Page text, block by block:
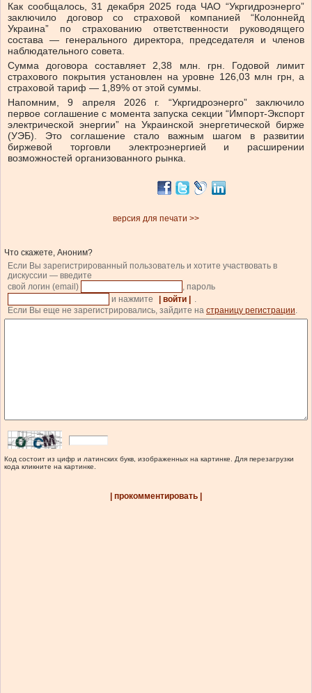
Как сообщалось, 31 декабря 2025 года ЧАО “Укргидроэнерго”
заключило договор со страховой компанией “Колоннейд
Украина” по страхованию ответственности руководящего
состава — генерального директора, председателя и членов
наблюдательного совета.
Сумма договора составляет 2,38 млн. грн. Годовой лимит
страхового покрытия установлен на уровне 126,03 млн грн, а
страховой тариф — 1,89% от этой суммы.
Напомним, 9 апреля 2026 г. “Укргидроэнерго” заключило
первое соглашение с момента запуска секции “Импорт-Экспорт
электрической энергии” на Украинской энергетической бирже
(УЭБ). Это соглашение стало важным шагом в развитии
биржевой торговли электроэнергией и расширении
возможностей организованного рынка.
версия для печати >>
Что скажете, Аноним?
Если Вы зарегистрированный пользователь и хотите участвовать в
дискуссии — введите
свой логин (email)
, пароль
и нажмите
| войти |
.
Если Вы еще не зарегистрировались, зайдите на страницу регистрации.
Код состоит из цифр и латинских букв, изображенных на картинке. Для перезагрузки
кода кликните на картинке.
| прокомментировать |